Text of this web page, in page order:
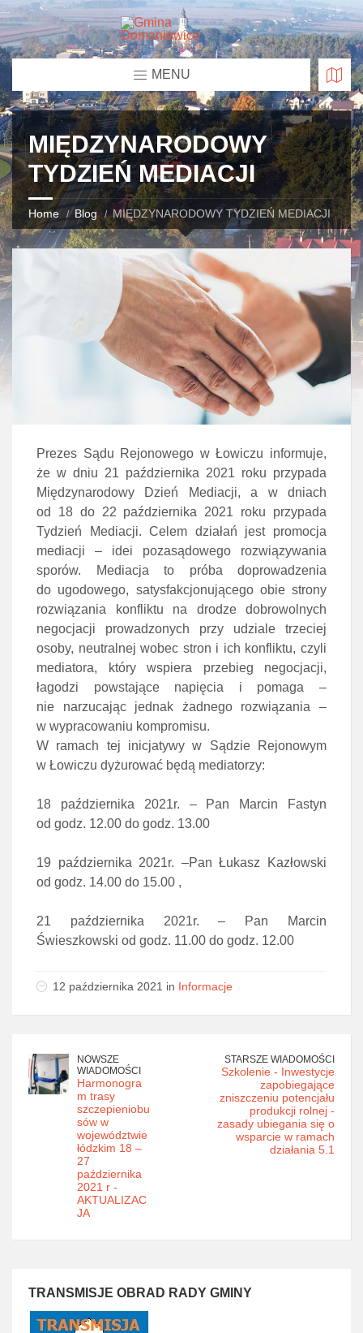
MENU
MIĘDZYNARODOWY
TYDZIEŃ MEDIACJI
Home Blog MIĘDZYNARODOWY TYDZIEŃ MEDIACJI
Prezes Sądu Rejonowego w Łowiczu informuje,
że w dniu 21 października 2021 roku przypada
Międzynarodowy Dzień Mediacji, a w dniach
od 18 do 22 października 2021 roku przypada
Tydzień Mediacji. Celem działań jest promocja
mediacji – idei pozasądowego rozwiązywania
sporów. Mediacja to próba doprowadzenia
do ugodowego, satysfakcjonującego obie strony
rozwiązania konfliktu na drodze dobrowolnych
negocjacji prowadzonych przy udziale trzeciej
osoby, neutralnej wobec stron i ich konfliktu, czyli
mediatora, który wspiera przebieg negocjacji,
łagodzi powstające napięcia i pomaga –
nie narzucając jednak żadnego rozwiązania –
w wypracowaniu kompromisu.
W ramach tej inicjatywy w Sądzie Rejonowym
w Łowiczu dyżurować będą mediatorzy:
18 października 2021r. – Pan Marcin Fastyn
od godz. 12.00 do godz. 13.00
19 października 2021r. –Pan Łukasz Kazłowski
od godz. 14.00 do 15.00 ,
21 października 2021r. – Pan Marcin
Świeszkowski od godz. 11.00 do godz. 12.00
12 października 2021 in Informacje
NOWSZE
WIADOMOŚCI
Harmonogra
m trasy
szczepieniobu
sów w
województwie
łódzkim 18 –
27
października
2021 r -
AKTUALIZAC
JA
STARSZE WIADOMOŚCI
Szkolenie - Inwestycje
zapobiegające
zniszczeniu potencjału
produkcji rolnej -
zasady ubiegania się o
wsparcie w ramach
działania 5.1
TRANSMISJE OBRAD RADY GMINY